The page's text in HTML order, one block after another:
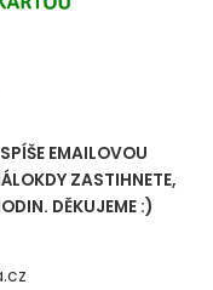
EMAILOVOU
ZASTIHNETE,
DĚKUJEME :)